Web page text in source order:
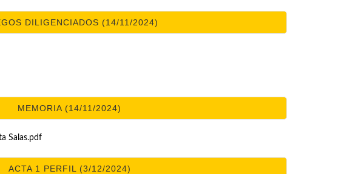
DILIGENCIADOS (14/11/2024)
MEMORIA (14/11/2024)
Salas.pdf
ACTA 1 PERFIL (3/12/2024)